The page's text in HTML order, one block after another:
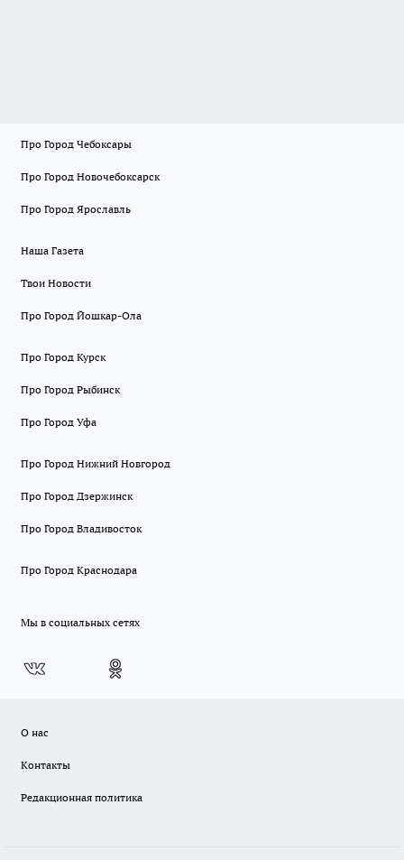
Про Город Чебоксары
Про Город Новочебоксарск
Про Город Ярославль
Наша Газета
Твои Новости
Про Город Йошкар-Ола
Про Город Курск
Про Город Рыбинск
Про Город Уфа
Про Город Нижний Новгород
Про Город Дзержинск
Про Город Владивосток
Про Город Краснодара
Мы в социальных сетях
О нас
Контакты
Редакционная политика